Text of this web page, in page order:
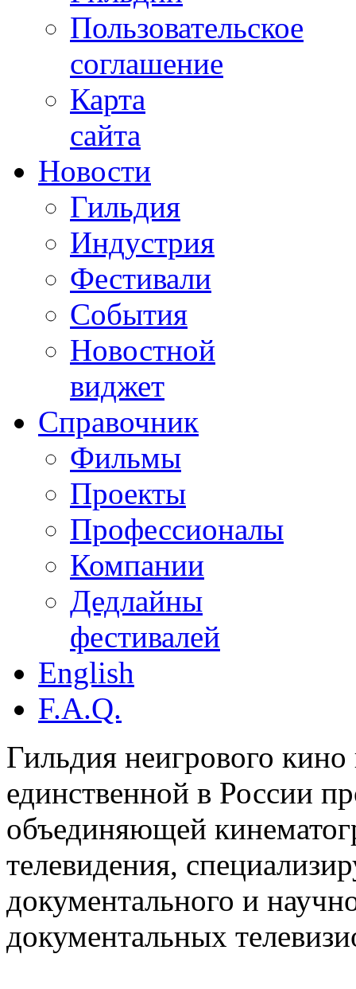
Пользовательское
соглашение
Карта
сайта
Новости
Гильдия
Индустрия
Фестивали
События
Новостной
виджет
Справочник
Фильмы
Проекты
Профессионалы
Компании
Дедлайны
фестивалей
English
F.A.Q.
Гильдия неигрового кино
единственной в России
объединяющей
телевидения,
документального и
документальных